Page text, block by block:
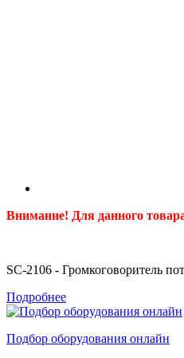
Внимание! Для данного
SC-2106 - Громкоговоритель
Подробнее
Подбор оборудования онлайн